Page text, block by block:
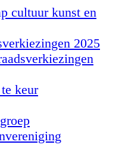
kunst en
2025
keur